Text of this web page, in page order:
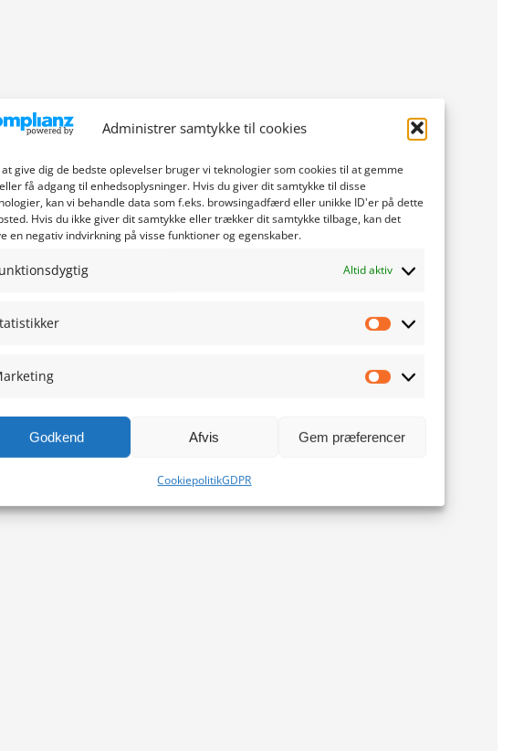
Administrer samtykke til cookies
at give dig de bedste oplevelser bruger vi teknologier som cookies til at gemme
få adgang til enhedsoplysninger. Hvis du giver dit samtykke til disse
kan vi behandle data som f.eks. browsingadfærd eller unikke ID'er på dette
Hvis du ikke giver dit samtykke eller trækker dit samtykke tilbage, kan det
en negativ indvirkning på visse funktioner og egenskaber.
Altid aktiv
Godkend Afvis Gem præferencer
CookiepolitikGDPR